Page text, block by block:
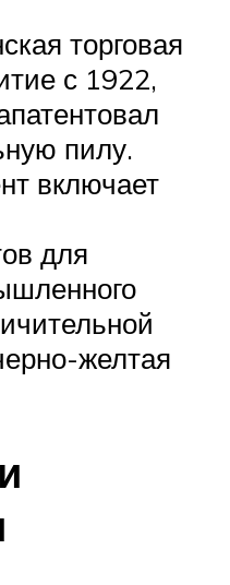
торговая
с 1922,
пилу.
включает
для
желтая